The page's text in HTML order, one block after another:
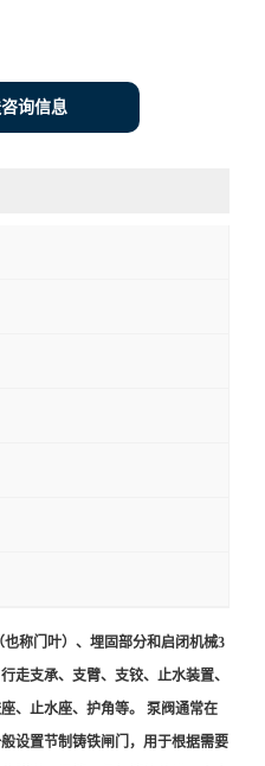
询信息
称门叶）、埋固部分和启闭机械3
走支承、支臂、支铰、止水装置、
、止水座、护角等。 泵阀通常在
设置节制铸铁闸门，用于根据需要